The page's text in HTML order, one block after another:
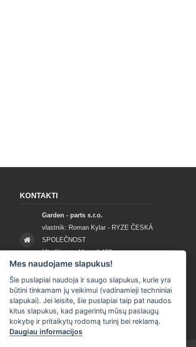
KONTAKTI
Garden - parts s.r.o.
vlastník: Roman Kylar - RYZE ČESKÁ
SPOLEČNOST
Mladějov na Moravě 153
56935 Mladějov na Moravě
+420 777 96 96 03
info@garden-parts.cz
Mes naudojame slapukus!
Šie puslapiai naudoja ir saugo slapukus, kurie yra
būtini tinkamam jų veikimui (vadinamieji techniniai
slapukai). Jei leisite, šie puslapiai taip pat naudos
kitus slapukus, kad pagerintų mūsų paslaugų
kokybę ir pritaikytų rodomą turinį bei reklamą.
Daugiau informacijos